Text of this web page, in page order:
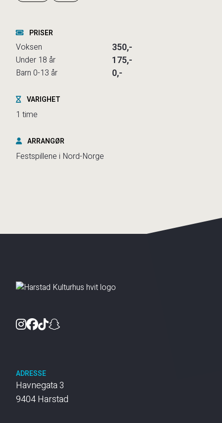
PRISER
Voksen 350,-
Under 18 år 175,-
Barn 0-13 år 0,-
VARIGHET
1 time
ARRANGØR
Festspillene i Nord-Norge
Instagram
Facebook
TikTok
ADRESSE
Havnegata 3
9404 Harstad